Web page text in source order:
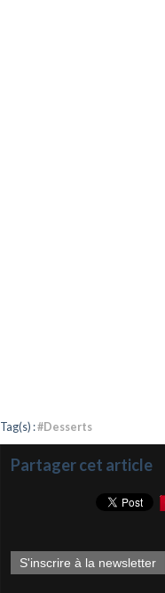
Tag(s) :#Desserts
Partager cet article
S'inscrire à la newsletter